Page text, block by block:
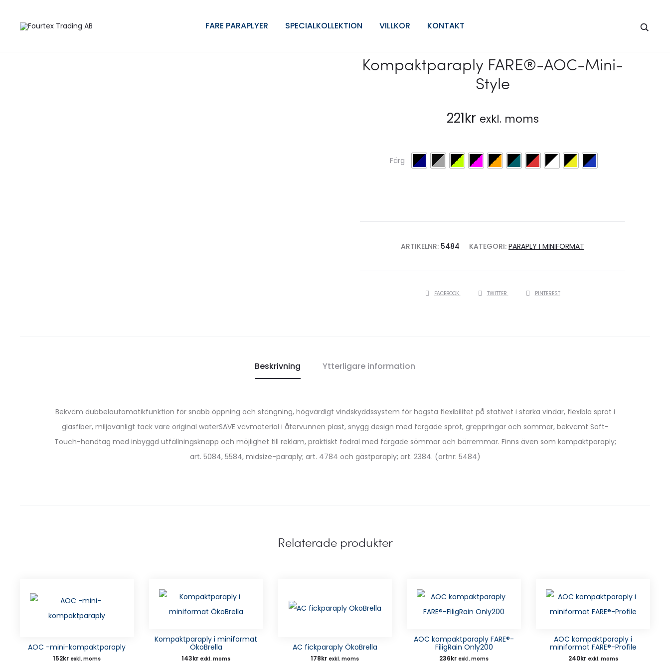
FARE PARAPLYER SPECIALKOLLEKTION VILLKOR KONTAKT
Kompaktparaply FARE®-AOC-Mini-
Style
221kr exkl. moms
Färg
ARTIKELNR: 5484 KATEGORI: PARAPLY I MINIFORMAT
SHAREFACEBOOK TWITTER PINTEREST
Beskrivning Ytterligare information
Bekväm dubbelautomatikfunktion för snabb öppning och stängning, högvärdigt vindskyddssystem för högsta flexibilitet på stativet i starka vindar, flexibla spröt i
glasfiber, miljövänligt tack vare original waterSAVE vävmaterial i återvunnen plast, snygg design med färgade spröt, greppringar och sömmar, bekvämt Soft-
Touch-handtag med inbyggd utfällningsknapp och möjlighet till reklam, praktiskt fodral med färgade sömmar och bärremmar. Finns även som kompaktparaply;
art. 5084, 5584, midsize-paraply; art. 4784 och gästparaply; art. 2384. (artnr: 5484)
Relaterade produkter
AOC -mini-kompaktparaply
152kr exkl. moms
Kompaktparaply i miniformat
ÖkoBrella
143kr exkl. moms
AC fickparaply ÖkoBrella
178kr exkl. moms
AOC kompaktparaply FARE®-
FiligRain Only200
236kr exkl. moms
AOC kompaktparaply i
miniformat FARE®-Profile
240kr exkl. moms